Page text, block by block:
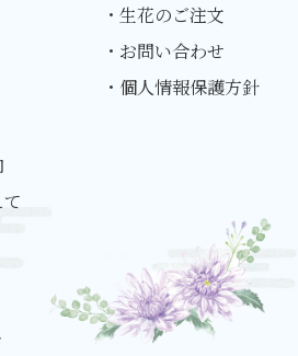
・生花のご注文
・お問い合わせ
・個人情報保護方針